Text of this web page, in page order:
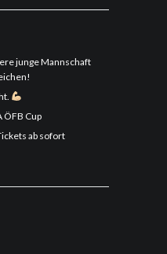
junge Mannschaft
ÖFB Cup
ab sofort